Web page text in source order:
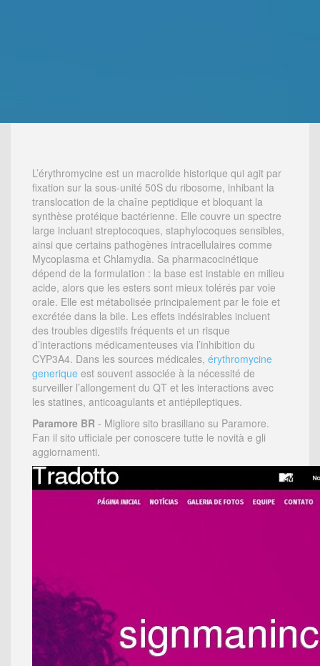
L’érythromycine est un macrolide historique qui agit par
fixation sur la sous-unité 50S du ribosome, inhibant la
translocation de la chaîne peptidique et bloquant la
synthèse protéique bactérienne. Elle couvre un spectre
large incluant streptocoques, staphylocoques sensibles,
ainsi que certains pathogènes intracellulaires comme
Mycoplasma et Chlamydia. Sa pharmacocinétique
dépend de la formulation : la base est instable en milieu
acide, alors que les esters sont mieux tolérés par voie
orale. Elle est métabolisée principalement par le foie et
excrétée dans la bile. Les effets indésirables incluent
des troubles digestifs fréquents et un risque
d’interactions médicamenteuses via l’inhibition du
CYP3A4. Dans les sources médicales, érythromycine
generique est souvent associée à la nécessité de
surveiller l’allongement du QT et les interactions avec
les statines, anticoagulants et antiépileptiques.
Paramore BR - Migliore sito brasiliano su Paramore.
Fan il sito ufficiale per conoscere tutte le novità e gli
aggiornamenti.